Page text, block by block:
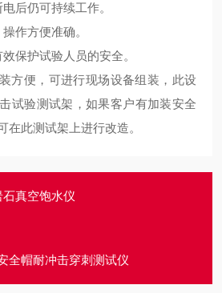
后仍可持续工作。
作方便准确。
保护试验人员的安全。
方便，可进行现场设备组装，此设
试验测试架，如果客户有加装安全
在此测试架上进行改造。
石真空饱水仪
全帽耐冲击穿刺测试仪